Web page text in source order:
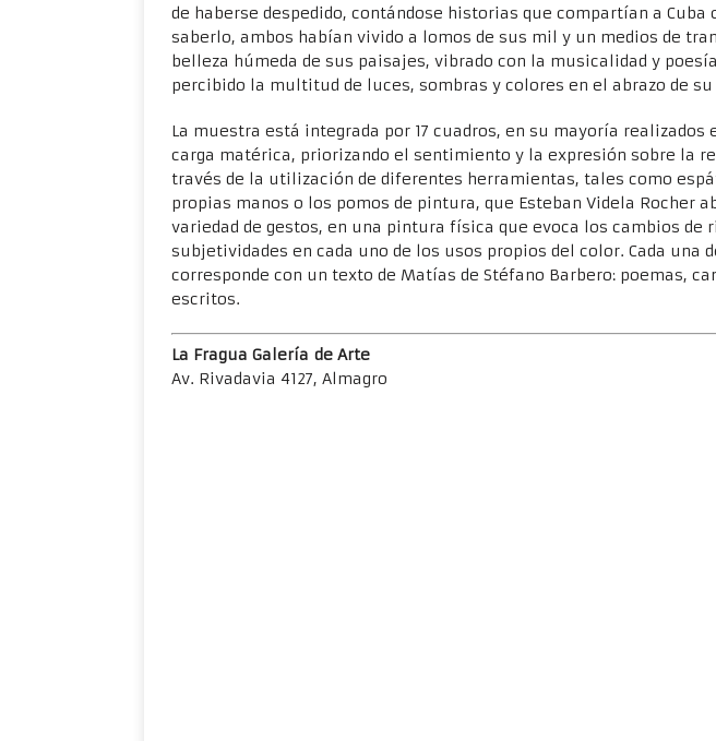
de haberse despedido, contándose historias que compartían a Cuba
saberlo, ambos habían vivido a lomos de sus mil y un medios de
belleza húmeda de sus paisajes, vibrado con la musicalidad y
percibido la multitud de luces, sombras y colores en el abrazo de su
La muestra está integrada por 17 cuadros, en su mayoría realizados
carga matérica, priorizando el sentimiento y la expresión sobre la
través de la utilización de diferentes herramientas, tales como
propias manos o los pomos de pintura, que Esteban Videla Rocher
variedad de gestos, en una pintura física que evoca los cambios de
subjetividades en cada uno de los usos propios del color. Cada una
corresponde con un texto de Matías de Stéfano Barbero: poemas,
escritos.
La Fragua Galería de Arte
Av. Rivadavia 4127, Almagro